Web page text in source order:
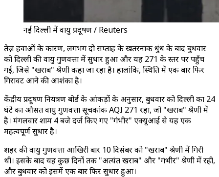
नई दिल्ली में वायु प्रदूषण / Reuters
तेज़ हवाओं के कारण, लगभग दो सप्ताह के खतरनाक धुंध के बाद बुधवार
को दिल्ली की वायु गुणवत्ता में सुधार हुआ और यह 271 के स्तर पर पहुँच
गई, जिसे "खराब" श्रेणी कहा जा रहा है। हालांकि, स्थिति में एक बार फिर
गिरावट आने की आशंका है।
केंद्रीय प्रदूषण नियंत्रण बोर्ड के आंकड़ों के अनुसार, बुधवार को दिल्ली का 24
घंटे का औसत वायु गुणवत्ता सूचकांक AQI 271 रहा, जो "खराब" श्रेणी में
है। मंगलवार शाम 4 बजे दर्ज किए गए "गंभीर" एक्यूआई से यह एक
महत्वपूर्ण सुधार है।
शहर की वायु गुणवत्ता आखिरी बार 10 दिसंबर को "खराब" श्रेणी में गिरी
थी। इसके बाद यह कुछ दिनों तक "अत्यंत खराब" और "गंभीर" श्रेणी में रही,
और बुधवार को इसमें एक बार फिर सुधार हुआ।